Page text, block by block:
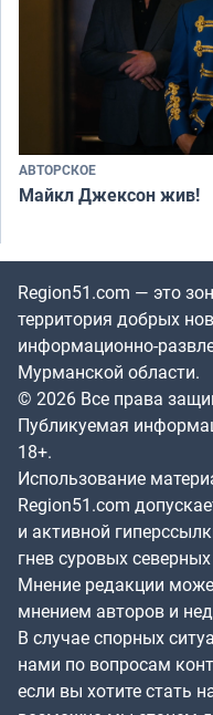
АВТОРСКОЕ
Майкл Джексон жив!
Region51.com — это
территория добрых
информационно-
Мурманской области.
© 2026 Все права
Публикуемая
18+.
Использование
Region51.com
и активной
гнев суровых
Мнение редакции
мнением авторов и
В случае спорных
нами по вопросам
если вы хотите стать